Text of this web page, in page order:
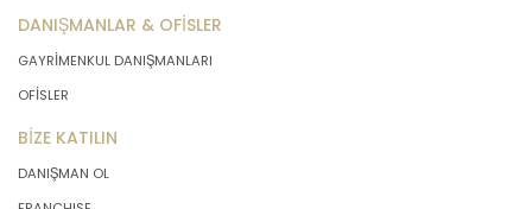
DANIŞMANLAR & OFİSLER
GAYRİMENKUL DANIŞMANLARI
OFİSLER
BİZE KATILIN
DANIŞMAN OL